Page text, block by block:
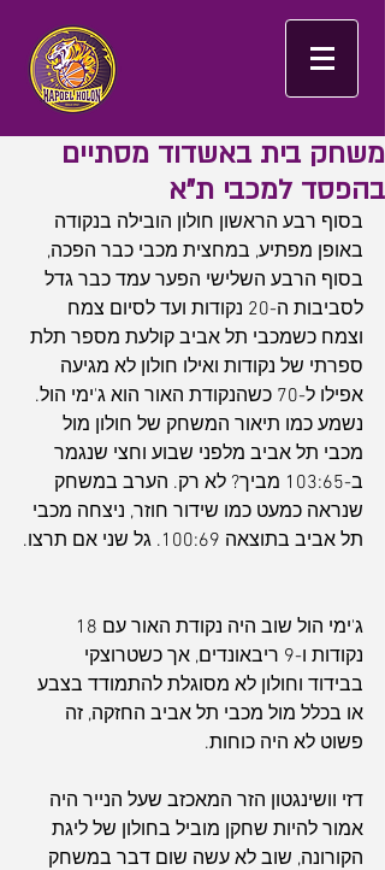
משחק בית באשדוד מסתיים
בהפסד למכבי ת"א
בסוף רבע הראשון חולון הובילה בנקודה
באופן מפתיע, במחצית מכבי כבר הפכה,
בסוף הרבע השלישי הפער עמד כבר גדל
לסביבות ה-20 נקודות ועד לסיום צמח
וצמח כשמכבי תל אביב קולעת מספר תלת
ספרתי של נקודות ואילו חולון לא מגיעה
אפילו ל-70 כשהנקודת האור הוא ג'ימי הול.
נשמע כמו תיאור המשחק של חולון מול
מכבי תל אביב מלפני שבוע וחצי שנגמר
ב-103:65 מביך? לא רק. הערב במשחק
שנראה כמעט כמו שידור חוזר, ניצחה מכבי
תל אביב בתוצאה 100:69. גל שני אם תרצו.
נקודות ו-9 ריבאונדים, אך כשטרוצקי
בבידוד וחולון לא מסוגלת להתמודד בצבע
או בכלל מול מכבי תל אביב החזקה, זה
פשוט לא היה כוחות.
דזי וושינגטון הזר המאכזב שעל הנייר היה
אמור להיות שחקן מוביל בחולון של ליגת
הקורונה, שוב לא עשה שום דבר במשחק